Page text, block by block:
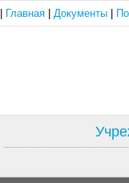
Главная Документы